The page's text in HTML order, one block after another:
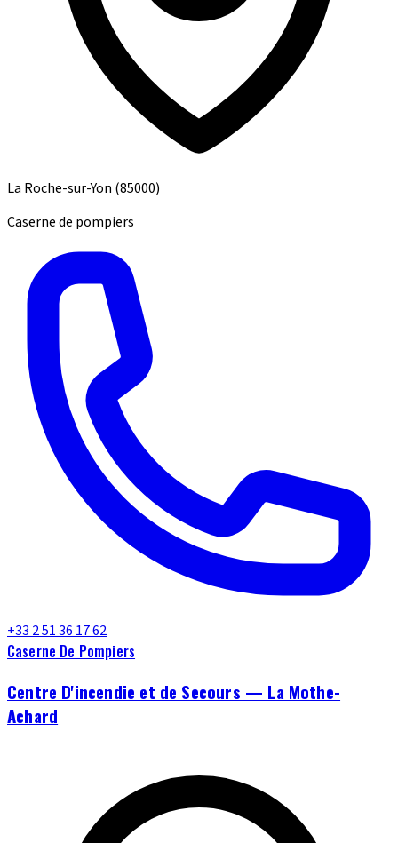
La Roche-sur-Yon (85000)
Caserne de pompiers
+33 2 51 36 17 62
Caserne De Pompiers
Centre D'incendie et de Secours — La Mothe-
Achard